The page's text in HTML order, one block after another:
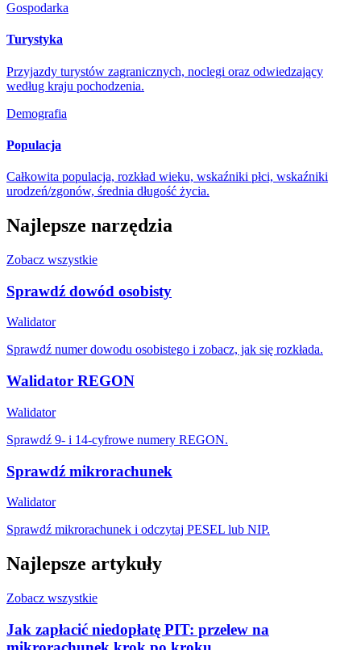
Gospodarka
Turystyka
Przyjazdy turystów zagranicznych, noclegi oraz odwiedzający
według kraju pochodzenia.
Demografia
Populacja
Całkowita populacja, rozkład wieku, wskaźniki płci, wskaźniki
urodzeń/zgonów, średnia długość życia.
Najlepsze narzędzia
Zobacz wszystkie
Sprawdź dowód osobisty
Walidator
Sprawdź numer dowodu osobistego i zobacz, jak się rozkłada.
Walidator REGON
Walidator
Sprawdź 9- i 14-cyfrowe numery REGON.
Sprawdź mikrorachunek
Walidator
Sprawdź mikrorachunek i odczytaj PESEL lub NIP.
Najlepsze artykuły
Zobacz wszystkie
Jak zapłacić niedopłatę PIT: przelew na